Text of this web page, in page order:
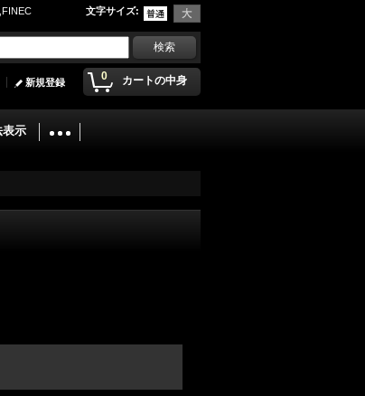
文字サイズ:
0 カートの中身
新規登録
表示